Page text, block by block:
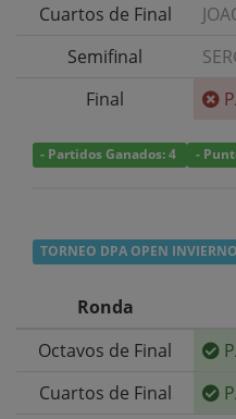
Cuartos de Final
Semifinal
Final
- Partidos Ganados: 4 -
TORNEO DPA OPEN
Ronda
Octavos de Final
Cuartos de Final